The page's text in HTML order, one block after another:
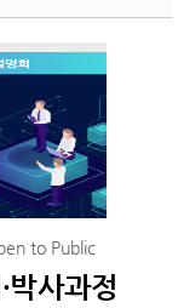
박사과정
toPublic